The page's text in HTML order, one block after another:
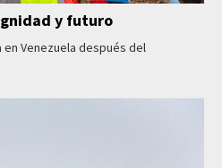
y futuro
en Venezuela después del